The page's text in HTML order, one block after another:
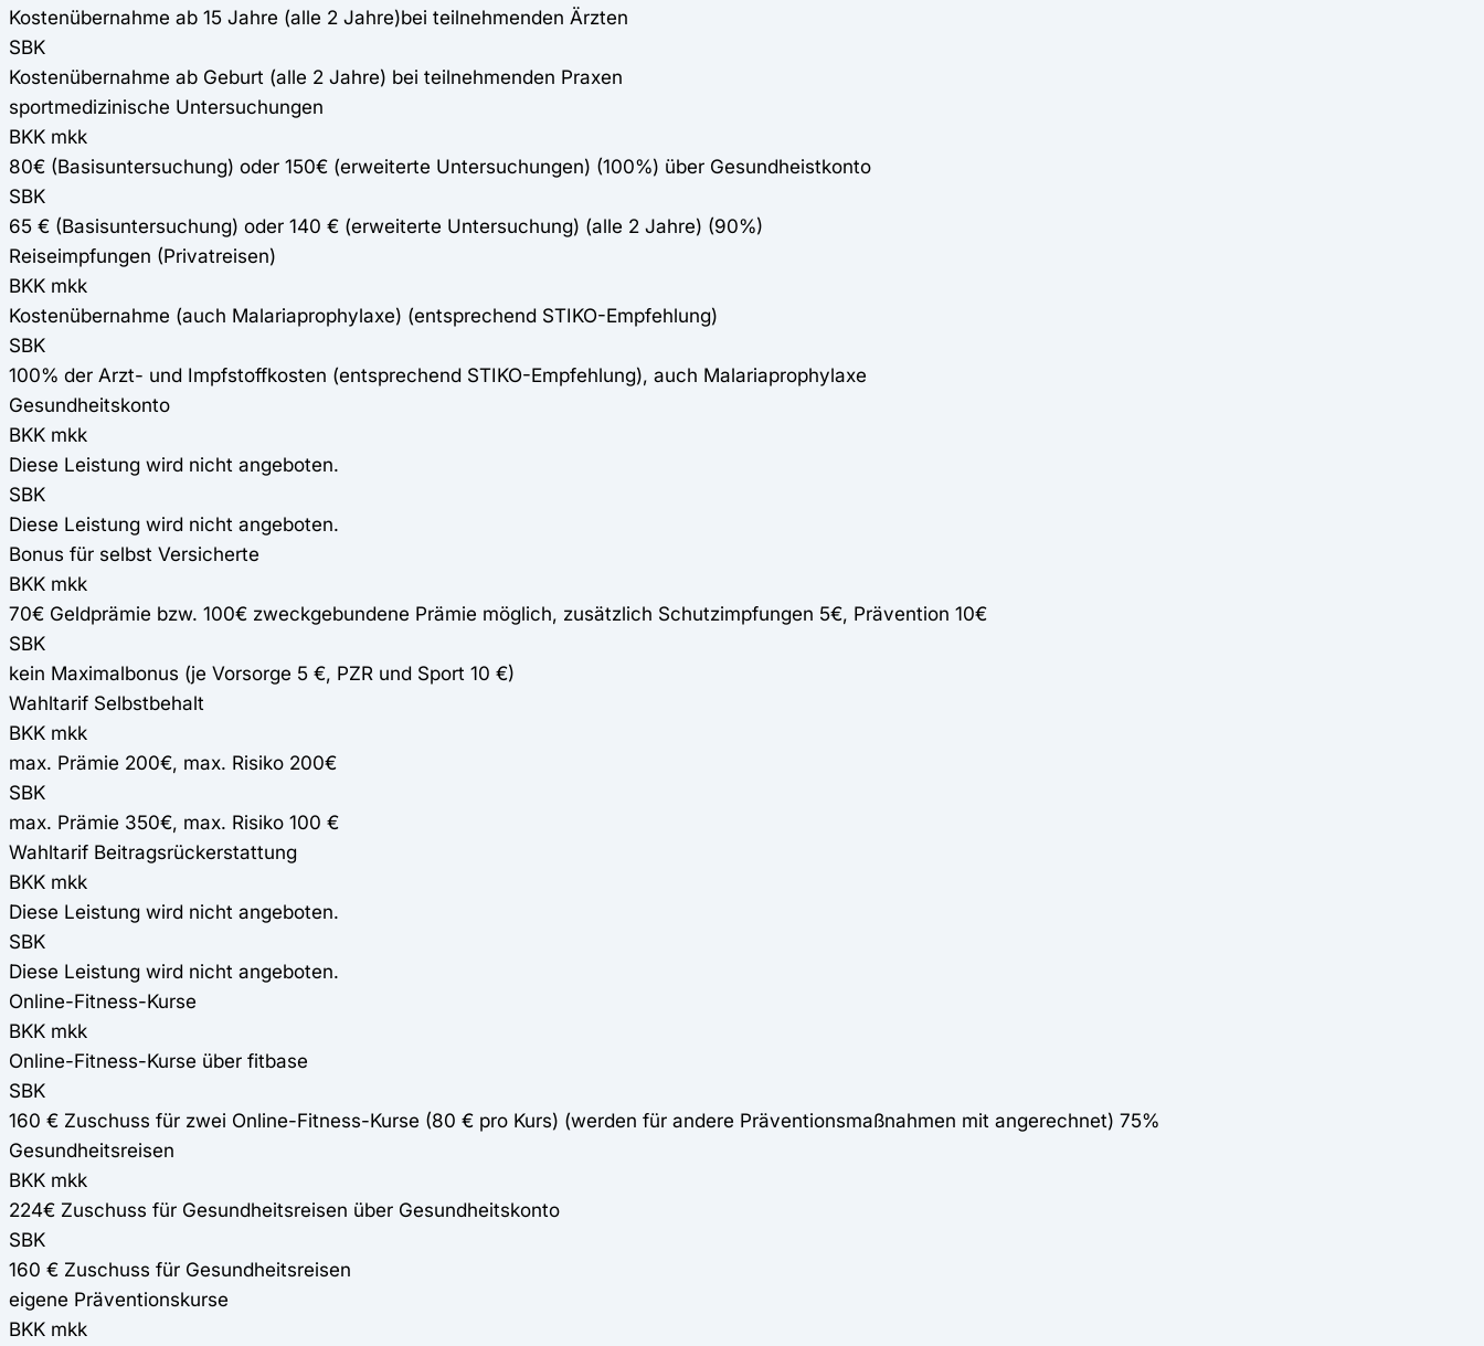
Kostenübernahme ab 15 Jahre (alle 2 Jahre)bei teilnehmenden Ärzten
SBK
Kostenübernahme ab Geburt (alle 2 Jahre) bei teilnehmenden Praxen
sportmedizinische Untersuchungen
BKK mkk
80€ (Basisuntersuchung) oder 150€ (erweiterte Untersuchungen) (100%) über Gesundheistkonto
SBK
65 € (Basisuntersuchung) oder 140 € (erweiterte Untersuchung) (alle 2 Jahre) (90%)
Reiseimpfungen (Privatreisen)
BKK mkk
Kostenübernahme (auch Malariaprophylaxe) (entsprechend STIKO-Empfehlung)
SBK
100% der Arzt- und Impfstoffkosten (entsprechend STIKO-Empfehlung), auch Malariaprophylaxe
Gesundheitskonto
BKK mkk
Diese Leistung wird nicht angeboten.
SBK
Diese Leistung wird nicht angeboten.
Bonus für selbst Versicherte
BKK mkk
70€ Geldprämie bzw. 100€ zweckgebundene Prämie möglich, zusätzlich Schutzimpfungen 5€, Prävention 10€
SBK
kein Maximalbonus (je Vorsorge 5 €, PZR und Sport 10 €)
Wahltarif Selbstbehalt
BKK mkk
max. Prämie 200€, max. Risiko 200€
SBK
max. Prämie 350€, max. Risiko 100 €
Wahltarif Beitragsrückerstattung
BKK mkk
Diese Leistung wird nicht angeboten.
SBK
Diese Leistung wird nicht angeboten.
Online-Fitness-Kurse
BKK mkk
Online-Fitness-Kurse über fitbase
SBK
160 € Zuschuss für zwei Online-Fitness-Kurse (80 € pro Kurs) (werden für andere Präventionsmaßnahmen mit angerechnet) 75%
Gesundheitsreisen
BKK mkk
224€ Zuschuss für Gesundheitsreisen über Gesundheitskonto
SBK
160 € Zuschuss für Gesundheitsreisen
eigene Präventionskurse
BKK mkk